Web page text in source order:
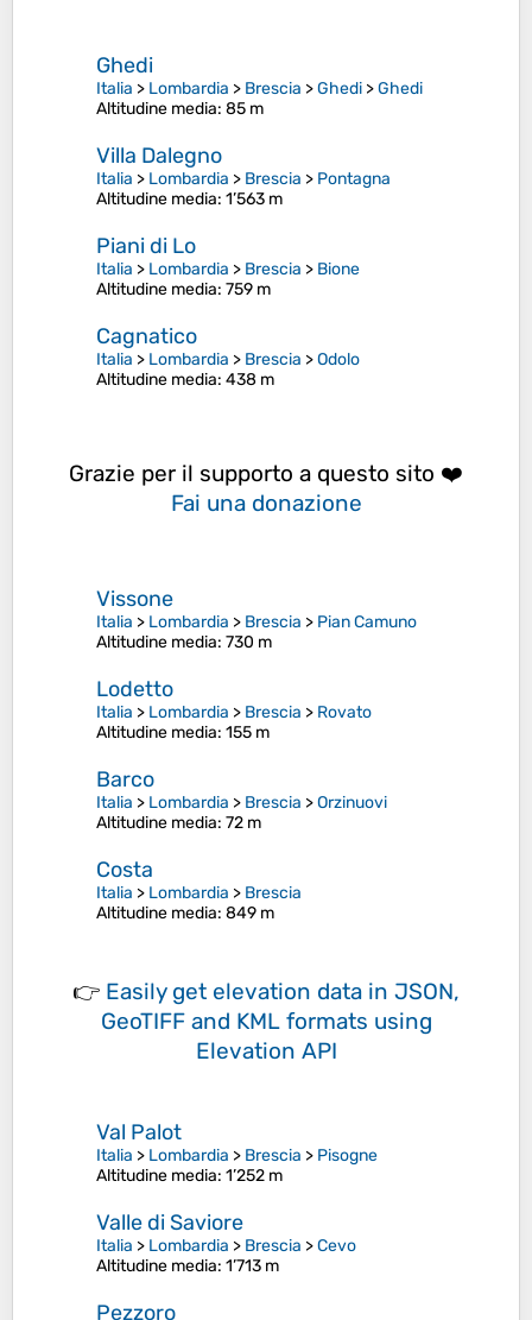
Ghedi
Italia > Lombardia > Brescia >Ghedi >Ghedi
Altitudine media: 85 m
Villa Dalegno
Italia > Lombardia > Brescia > Pontagna
Altitudine media: 1’563 m
Piani di Lo
Italia > Lombardia > Brescia > Bione
Altitudine media: 759 m
Cagnatico
Italia > Lombardia > Brescia >Odolo
Altitudine media: 438 m
Grazie per il supporto a questo sito ❤️
Fai una donazione
Vissone
Italia > Lombardia > Brescia > Pian Camuno
Altitudine media: 730 m
Lodetto
Italia > Lombardia > Brescia > Rovato
Altitudine media: 155 m
Barco
Italia > Lombardia > Brescia >Orzinuovi
Altitudine media: 72 m
Costa
Italia > Lombardia > Brescia
Altitudine media: 849 m
👉 Easily get elevation data in JSON,
GeoTIFF and KML formats using
Elevation API
Val Palot
Italia > Lombardia > Brescia > Pisogne
Altitudine media: 1’252 m
Valle di Saviore
Italia > Lombardia > Brescia >Cevo
Altitudine media: 1’713 m
Pezzoro